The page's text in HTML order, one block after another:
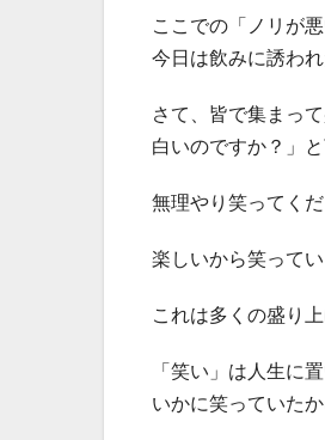
ここでの「ノリが
今日は飲みに誘わ
さて、皆で集まっ
白いのですか？」
無理やり笑ってくだ
楽しいから笑って
これは多くの盛り
「笑い」は人生に
いかに笑っていた